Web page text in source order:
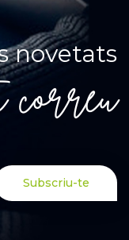
novetats
correu
Subscriu-te